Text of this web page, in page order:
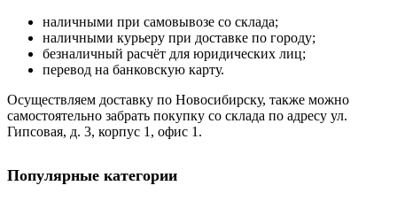
наличными при самовывозе со склада;
наличными курьеру при доставке по городу;
безналичный расчёт для юридических лиц;
перевод на банковскую карту.
Осуществляем доставку по Новосибирску, также можно
самостоятельно забрать покупку со склада по адресу ул.
Гипсовая, д. 3, корпус 1, офис 1.
Популярные категории